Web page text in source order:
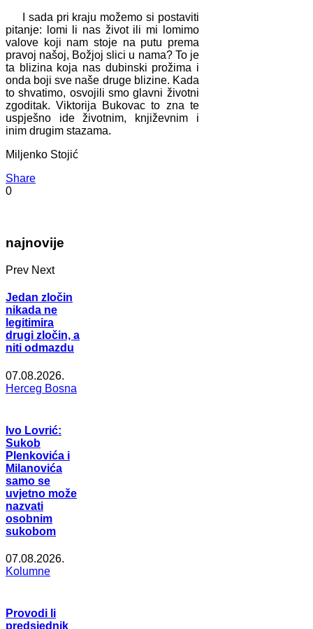
I sada pri kraju možemo si postaviti
pitanje: lomi li nas život ili mi lomimo
valove koji nam stoje na putu prema
pravoj našoj, Božjoj slici u nama? To je
ta blizina koja nas dubinski prožima i
onda boji sve naše druge blizine. Kada
to shvatimo, osvojili smo glavni životni
zgoditak. Viktorija Bukovac to zna te
uspješno ide životnim, književnim i
inim drugim stazama.
Miljenko Stojić
Share
0
najnovije
Prev Next
Jedan zločin
nikada ne
legitimira
drugi zločin, a
niti odmazdu
07.08.2026.
Herceg Bosna
Ivo Lovrić:
Sukob
Plenkovića i
Milanovića
samo se
uvjetno može
nazvati
osobnim
sukobom
07.08.2026.
Kolumne
Provodi li
predsjednik